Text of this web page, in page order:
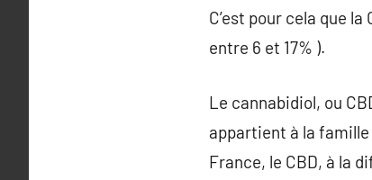
C’est pour cela que
entre 6 et 17% ).
Le cannabidiol, ou
appartient à la famille
France, le CBD, à la